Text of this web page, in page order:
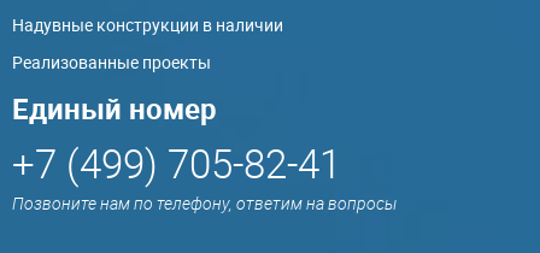
Надувные конструкции в наличии
Реализованные проекты
Единый номер
+7 (499) 705-82-41
Позвоните нам по телефону, ответим на вопросы